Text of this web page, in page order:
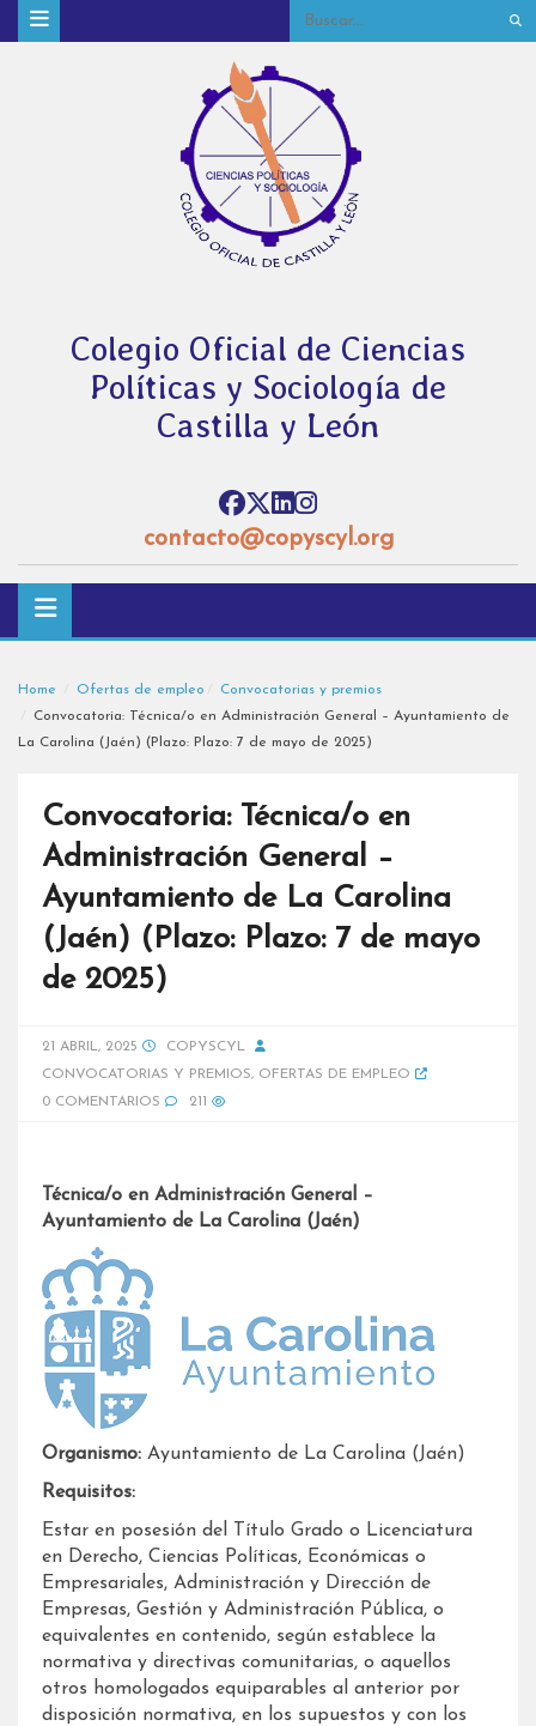
Colegio Oficial de Ciencias
Políticas y Sociología de
Castilla y León
contacto@copyscyl.org
Home Ofertas de empleo
Convocatorias y premios
Convocatoria: Técnica/o en Administración General – Ayuntamiento de
La Carolina (Jaén) (Plazo: Plazo: 7 de mayo de 2025)
Convocatoria: Técnica/o en
Administración General –
Ayuntamiento de La Carolina
(Jaén) (Plazo: Plazo: 7 de mayo
de 2025)
21 ABRIL, 2025
COPYSCYL
CONVOCATORIAS Y PREMIOS, OFERTAS DE EMPLEO
0 COMENTARIOS
211
Técnica/o en Administración General –
Ayuntamiento de La Carolina (Jaén)
Organismo: Ayuntamiento de La Carolina (Jaén)
Requisitos:
Estar en posesión del Título Grado o Licenciatura
en Derecho, Ciencias Políticas, Económicas o
Empresariales, Administración y Dirección de
Empresas, Gestión y Administración Pública, o
equivalentes en contenido, según establece la
normativa y directivas comunitarias, o aquellos
otros homologados equiparables al anterior por
disposición normativa, en los supuestos y con los